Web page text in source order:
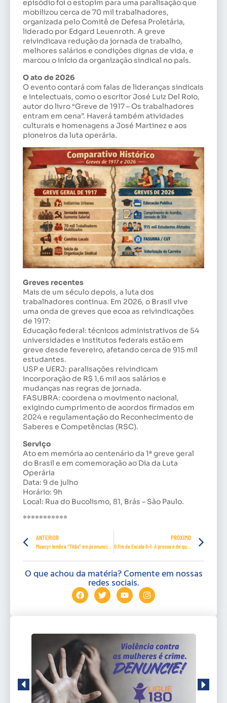
episódio foi o estopim para uma paralisação que
mobilizou cerca de 70 mil trabalhadores,
organizada pelo Comitê de Defesa Proletária,
liderado por Edgard Leuenroth. A greve
reivindicava redução da jornada de trabalho,
melhores salários e condições dignas de vida, e
marcou o início da organização sindical no país.
O ato de 2026
O evento contará com falas de lideranças sindicais
e intelectuais, como o escritor José Luiz Del Roio,
autor do livro “Greve de 1917 – Os trabalhadores
entram em cena”. Haverá também atividades
culturais e homenagens a José Martinez e aos
pioneiros da luta operária.
Greves recentes
Mais de um século depois, a luta dos
trabalhadores continua. Em 2026, o Brasil vive
uma onda de greves que ecoa as reivindicações
de 1917:
Educação federal: técnicos administrativos de 54
universidades e institutos federais estão em
greve desde fevereiro, afetando cerca de 915 mil
estudantes.
USP e UERJ: paralisações reivindicam
incorporação de R$ 1,6 mil aos salários e
mudanças nas regras de jornada.
FASUBRA: coordena o movimento nacional,
exigindo cumprimento de acordos firmados em
2024 e regulamentação do Reconhecimento de
Saberes e Competências (RSC).
Serviço
Ato em memória ao centenário da 1ª greve geral
do Brasil e em comemoração ao Dia da Luta
Operária
Data: 9 de julho
Horário: 9h
Local: Rua do Bucolismo, 81, Brás – São Paulo.
***********
ANTERIOR PRÓXIMO
O fim da Escala 6×1: A pressa é de quem trabalha
O que achou da matéria? Comente em nossas
redes sociais.